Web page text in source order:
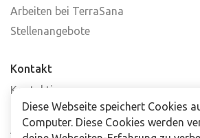
Arbeiten bei TerraSana
Stellenangebote
Kontakt
Kontaktiere uns
Häufig gestellte Fragen
Abonniere unseren Newsletter
Diese Webseite speichert Cookies
Computer. Diese Cookies werden